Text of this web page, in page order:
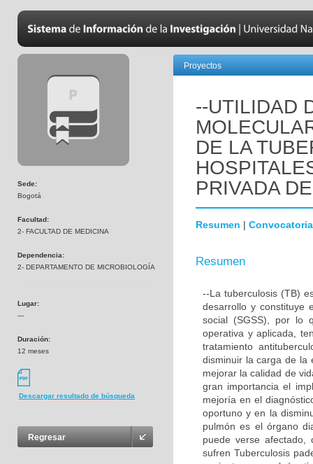
Sede:
Bogotá
Facultad:
2- FACULTAD DE MEDICINA
Dependencia:
2- DEPARTAMENTO DE MICROBIOLOGÍA
Lugar:
---
Duración:
12 meses
Descargar resultado de búsqueda
Regresar
Proyectos
--UTILIDAD
DE LA
PRIVADA
Resumen | Convocatoria
Resumen
--La tuberculosis (TB)
desarrollo y constituye
social (SGSS), por lo
operativa y aplicada,
tratamiento
disminuir la carga de la
mejorar la calidad de
gran importancia el
mejoría en el
oportuno y en la
pulmón es el órgano
puede verse
sufren Tuberculosis